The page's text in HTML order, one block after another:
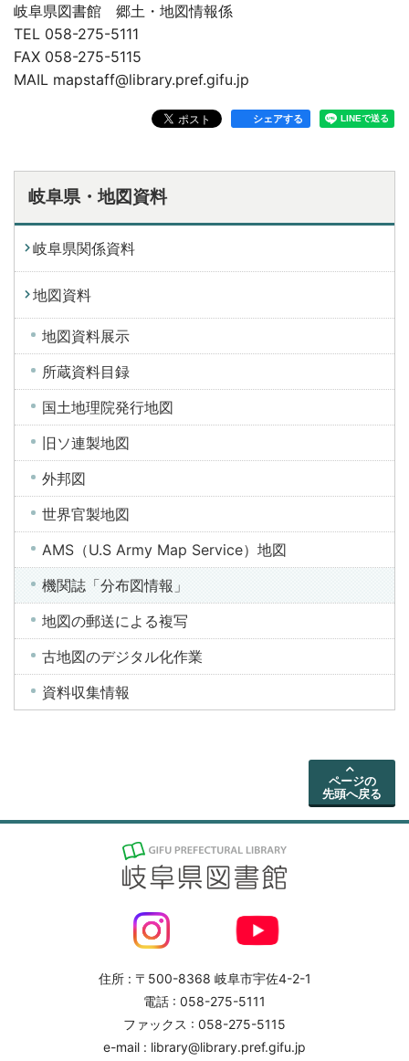
岐阜県図書館 郷土・地図情報係
TEL 058-275-5111
FAX 058-275-5115
MAIL mapstaff@library.pref.gifu.jp
シェアする
岐阜県・地図資料
岐阜県関係資料
地図資料
地図資料展示
所蔵資料目録
国土地理院発行地図
旧ソ連製地図
外邦図
世界官製地図
AMS（U.S Army Map Service）地図
機関誌「分布図情報」
地図の郵送による複写
古地図のデジタル化作業
資料収集情報
ページの
先頭へ戻る
住所 : 〒500-8368 岐阜市宇佐4-2-1
電話 : 058-275-5111
ファックス : 058-275-5115
e-mail : library@library.pref.gifu.jp